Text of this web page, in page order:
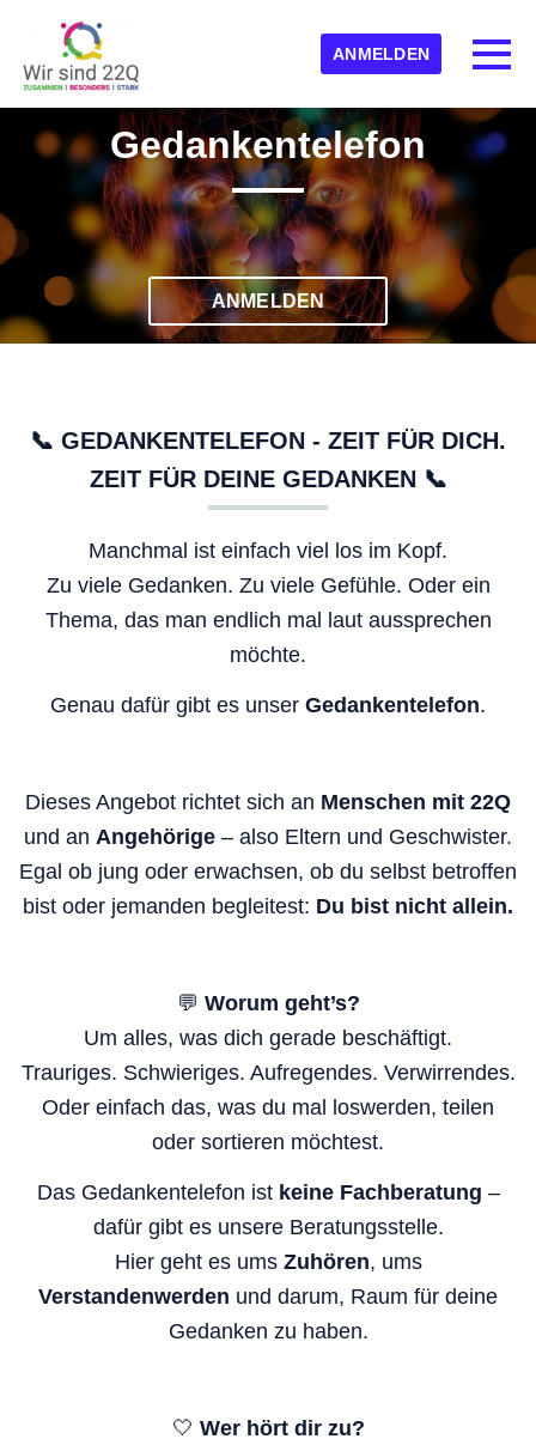
ANMELDEN
kids-22q11-ev
Gedankentelefon
ANMELDEN
📞 GEDANKENTELEFON - ZEIT FÜR DICH.
ZEIT FÜR DEINE GEDANKEN 📞
Manchmal ist einfach viel los im Kopf.
Zu viele Gedanken. Zu viele Gefühle. Oder ein
Thema, das man endlich mal laut aussprechen
möchte.
Genau dafür gibt es unser Gedankentelefon.
Dieses Angebot richtet sich an Menschen mit 22Q
und an Angehörige – also Eltern und Geschwister.
Egal ob jung oder erwachsen, ob du selbst betroffen
bist oder jemanden begleitest: Du bist nicht allein.
💬 Worum geht’s?
Um alles, was dich gerade beschäftigt.
Trauriges. Schwieriges. Aufregendes. Verwirrendes.
Oder einfach das, was du mal loswerden, teilen
oder sortieren möchtest.
Das Gedankentelefon ist keine Fachberatung –
dafür gibt es unsere Beratungsstelle.
Hier geht es ums Zuhören, ums
Verstandenwerden und darum, Raum für deine
Gedanken zu haben.
🤍 Wer hört dir zu?
Erkannte Zeitzone
OK